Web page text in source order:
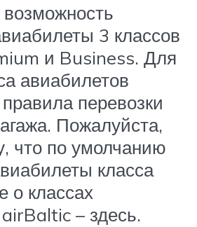
3 классов
и Business. Для
авиабилетов
перевозки
Пожалуйста,
что по умолчанию
класса
о классах
– здесь.